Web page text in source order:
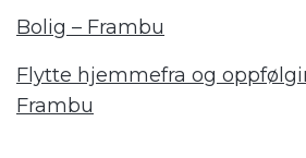
Bolig – Frambu
Flytte hjemmefra og
Frambu